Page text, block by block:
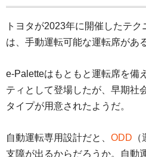
トヨタが2023年に開催したテ
は、手動運転可能な運転席があ
e-Paletteはもともと運転席を備
ティとして登場したが、早期社
タイプが用意されたようだ。
自動運転専用設計だと、 ODD
支障が出るからだろうか。自動